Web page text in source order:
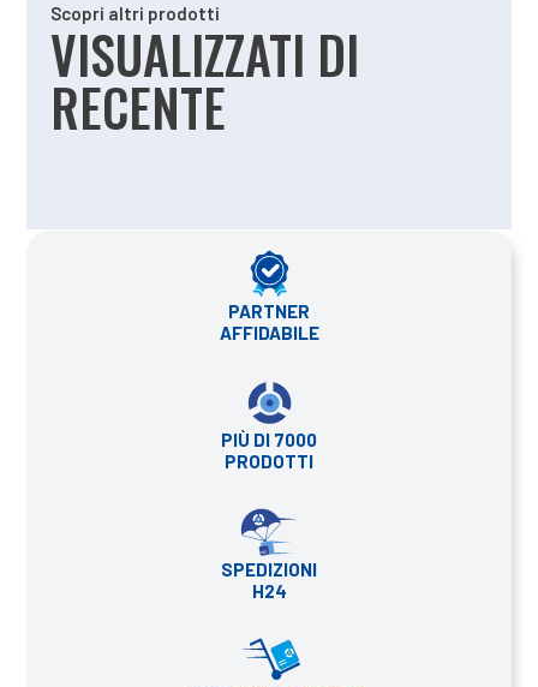
Scopri altri prodotti
VISUALIZZATI DI
RECENTE
PARTNER
AFFIDABILE
PIÙ DI 7000
PRODOTTI
SPEDIZIONI
H24